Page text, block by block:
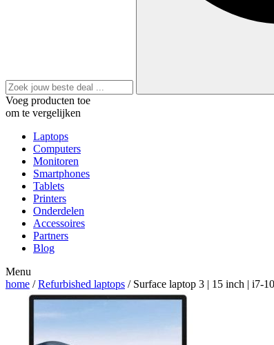
Voeg producten toe
om te vergelijken
Laptops
Computers
Monitoren
Smartphones
Tablets
Printers
Onderdelen
Accessoires
Partners
Blog
Menu
home /Refurbished laptops / Surface laptop 3 | 15 inch | i7-